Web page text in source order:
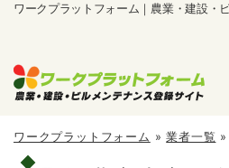
ワークプラットフォーム｜農業・建設・
ワークプラットフォーム »業者一覧 »